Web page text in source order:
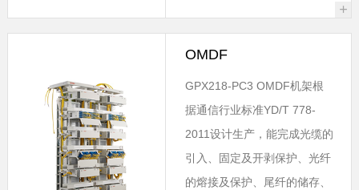
+
OMDF
GPX218-PC3 OMDF机架根
据通信行业标准YD/T 778-
2011设计生产，能完成光缆的
引入、固定及开剥保护、光纤
的熔接及保护、尾纤的储存、